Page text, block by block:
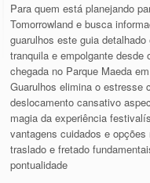
Para quem está planejando
Tomorrowland e busca
guarulhos este guia
tranquila e empolgante
chegada no Parque Maeda
Guarulhos elimina o estresse
deslocamento cansativo
magia da experiência
vantagens cuidados e
traslado e fretado
pontualidade